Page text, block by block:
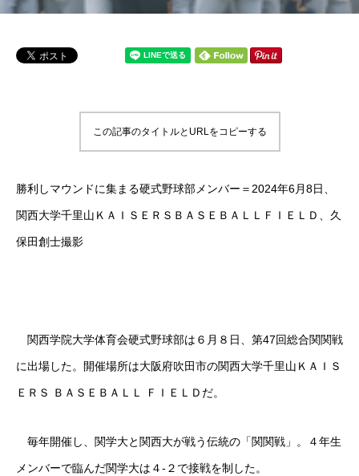
この記事のタイトルとURLをコピーする
勝利しマウンドに集まる硬式野球部メンバー＝2024年6月8日、
関西大学千里山ＫＡＩＳＥＲＳＢＡＳＥＢＡＬＬＦＩＥＬＤ、久
保田創士撮影
関西学院大学体育会硬式野球部は６月８日、第47回総合関関戦
に出場した。開催場所は大阪府吹田市の関西大学千里山ＫＡＩＳ
ＥＲＳ ＢＡＳＥＢＡＬＬ ＦＩＥＬＤだ。
毎年開催し、関学大と関西大が戦う伝統の「関関戦」。４年生
メンバーで臨んだ関学大は４-２で接戦を制した。